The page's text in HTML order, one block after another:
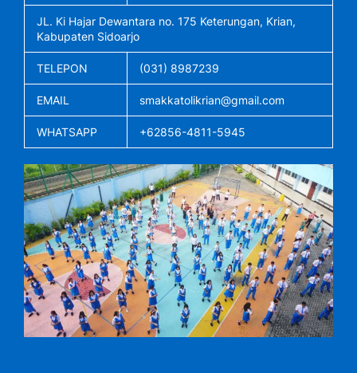
JL. Ki Hajar Dewantara no. 175 Keterungan, Krian,
Kabupaten Sidoarjo
TELEPON (031) 8987239
EMAIL smakkatolikrian@gmail.com
WHATSAPP +62856-4811-5945